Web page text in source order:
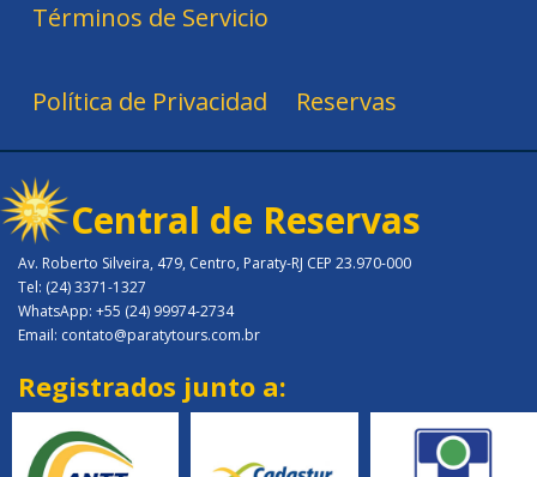
Términos de Servicio
Política de Privacidad Reservas
Central de Reservas
Av. Roberto Silveira, 479, Centro, Paraty-RJ CEP 23.970-000
Tel: (24) 3371-1327
WhatsApp: +55 (24) 99974-2734
Email: contato@paratytours.com.br
Registrados junto a: